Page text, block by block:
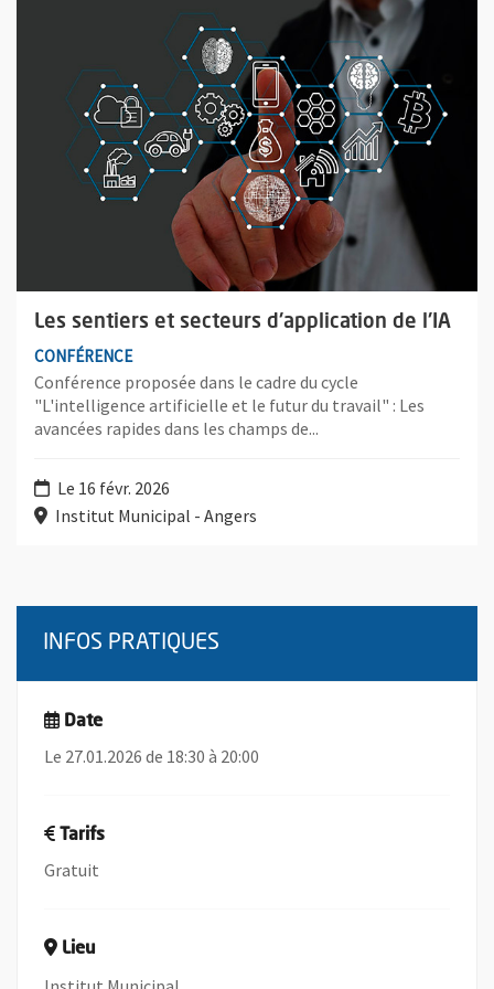
Les sentiers et secteurs d'application de l'IA
CONFÉRENCE
Conférence proposée dans le cadre du cycle
"L'intelligence artificielle et le futur du travail" : Les
avancées rapides dans les champs de...
Le 16 févr. 2026
Institut Municipal - Angers
INFOS PRATIQUES
Date
Le 27.01.2026 de 18:30 à 20:00
Tarifs
Gratuit
Lieu